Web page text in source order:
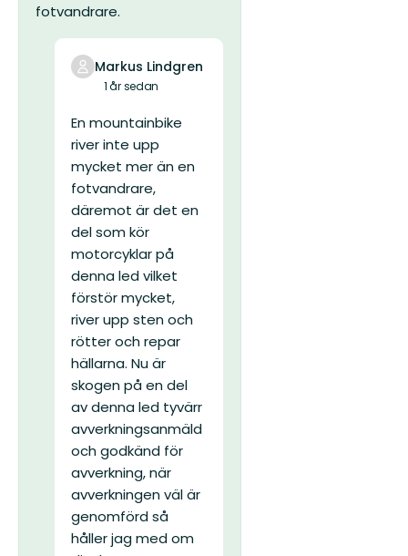
fotvandrare.
Markus Lindgren
1 år sedan
En mountainbike
river inte upp
mycket mer än en
fotvandrare,
däremot är det en
del som kör
motorcyklar på
denna led vilket
förstör mycket,
river upp sten och
rötter och repar
hällarna. Nu är
skogen på en del
av denna led tyvärr
avverkningsanmäld
och godkänd för
avverkning, när
avverkningen väl är
genomförd så
håller jag med om